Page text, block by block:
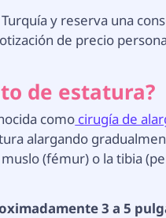
y reserva una
de precio
de estatura?
como cirugía de
alargando
(fémur) o la tibia
3 a 5